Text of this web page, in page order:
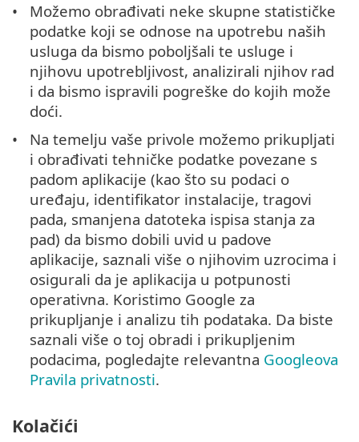
Možemo obrađivati neke skupne statističke
podatke koji se odnose na upotrebu naših
usluga da bismo poboljšali te usluge i
njihovu upotrebljivost, analizirali njihov rad
i da bismo ispravili pogreške do kojih može
doći.
Na temelju vaše privole možemo prikupljati
i obrađivati tehničke podatke povezane s
padom aplikacije (kao što su podaci o
uređaju, identifikator instalacije, tragovi
pada, smanjena datoteka ispisa stanja za
pad) da bismo dobili uvid u padove
aplikacije, saznali više o njihovim uzrocima i
osigurali da je aplikacija u potpunosti
operativna. Koristimo Google za
prikupljanje i analizu tih podataka. Da biste
saznali više o toj obradi i prikupljenim
podacima, pogledajte relevantna Googleova
Pravila privatnosti.
Kolačići